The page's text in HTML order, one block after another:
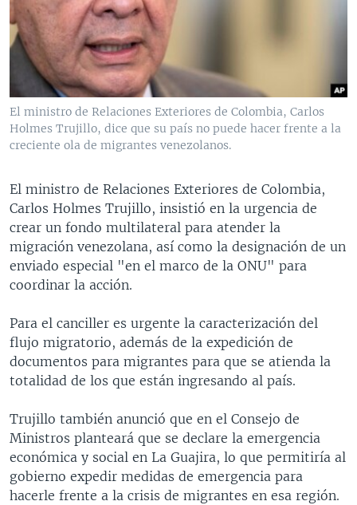
VENEZUELA
BRASIL
NICARAGUA
ECONOMÍA
ENTRETENIMIENTO Y CULTURA
TECNOLOGÍA
DEPORTES
CIENCIA Y SALUD
MULTIMEDIA
VIDEOS
FOTOGRAFÍA
AUDIOS
PROGRAMAS TV
EL MUNDO AL DÍA
FORO INTERAMERICANO
VISIÓN 360
PANORAMA
RADIO
AVANCE INFORMATIVO
AUDIONOTICIAS
ESTADOS UNIDOS AL DÍA
EL MUNDO AL DÍA [RADIO]
FORO [RADIO]
DEPORTIVO INTERNACIONAL
ENTRETENIMIENTO
DIRECT
DOCUMENTALES DE LA VOA
SÍGANOS
Idiomas
El ministro de Relaciones Exteriores de Colombia, Carlos
Holmes Trujillo, dice que su país no puede hacer frente a la
creciente ola de migrantes venezolanos.
El ministro de Relaciones Exteriores de Colombia,
Carlos Holmes Trujillo, insistió en la urgencia de
crear un fondo multilateral para atender la
migración venezolana, así como la designación de un
enviado especial "en el marco de la ONU" para
coordinar la acción.
Para el canciller es urgente la caracterización del
flujo migratorio, además de la expedición de
documentos para migrantes para que se atienda la
totalidad de los que están ingresando al país.
Trujillo también anunció que en el Consejo de
Ministros planteará que se declare la emergencia
económica y social en La Guajira, lo que permitiría al
gobierno expedir medidas de emergencia para
hacerle frente a la crisis de migrantes en esa región.